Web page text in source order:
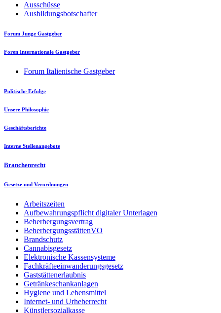
Ausschüsse
Ausbildungsbotschafter
Forum Junge Gastgeber
Foren Internationale Gastgeber
Forum Italienische Gastgeber
Politische Erfolge
Unsere Philosophie
Geschäftsberichte
Interne Stellenangebote
Branchenrecht
Gesetze und Verordnungen
Arbeitszeiten
Aufbewahrungspflicht digitaler Unterlagen
Beherbergungsvertrag
BeherbergungsstättenVO
Brandschutz
Cannabisgesetz
Elektronische Kassensysteme
Fachkräfteeinwanderungsgesetz
Gaststättenerlaubnis
Getränkeschankanlagen
Hygiene und Lebensmittel
Internet- und Urheberrecht
Künstlersozialkasse